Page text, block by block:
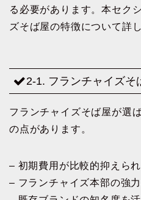
る必要があります。本セク
ズそば屋の特徴について詳
2-1. フランチャイズそ
フランチャイズそば屋が選
の点があります。
– 初期費用が比較的抑えら
– フランチャイズ本部の強